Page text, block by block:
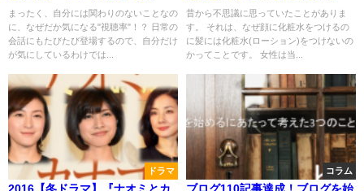
る？フジTV vs テレ東 ガチ対
決！
まったく、自分には関わりのないことなの
に、なぜだか気になる"視聴率"！？ 日常の
会話にもたびたび登場するので、自分だけ
が気にしているわけでは...
(育毛ローション)をつけないの？
昔から不思議に思っていたことがありま
す。 それは、なぜ顔に化粧水をつけるの
に髪には化粧水(ローション)をつけないの
かってことです。 女性は当...
ドラマ
2016【冬ドラマ】『ナオミとカ
コラム
ブログ110記事達成！ブログを始